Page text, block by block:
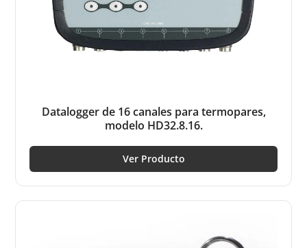
Datalogger de 16 canales para termopares,
modelo HD32.8.16.
Ver Producto